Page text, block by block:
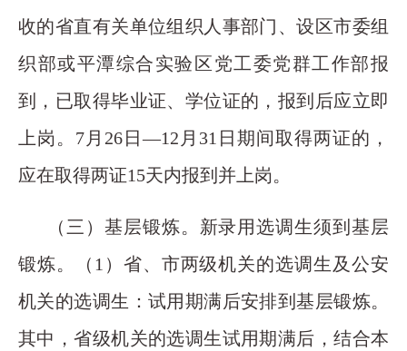
收的省直有关单位组织人事部门、设区市委组
织部或平潭综合实验区党工委党群工作部报
到，已取得毕业证、学位证的，报到后应立即
上岗。7月26日—12月31日期间取得两证的，
应在取得两证15天内报到并上岗。
（三）基层锻炼。新录用选调生须到基层
锻炼。（1）省、市两级机关的选调生及公安
机关的选调生：试用期满后安排到基层锻炼。
其中，省级机关的选调生试用期满后，结合本